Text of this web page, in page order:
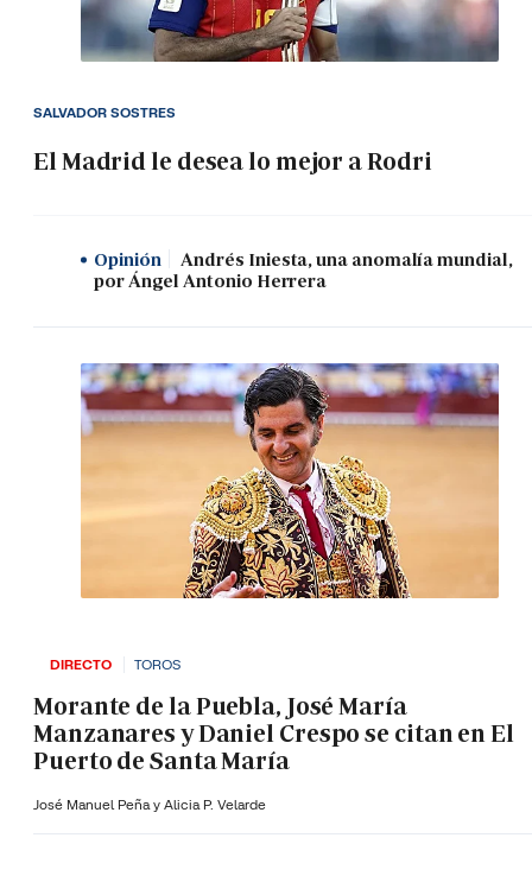
El Madrid le desea lo mejor a Rodri
SALVADOR SOSTRES
Opinión
Andrés Iniesta, una anomalía mundial,
por Ángel Antonio Herrera
DIRECTO TOROS
Morante de la Puebla, José María
Manzanares y Daniel Crespo se citan en El
Puerto de Santa María
José Manuel Peña y Alicia P. Velarde